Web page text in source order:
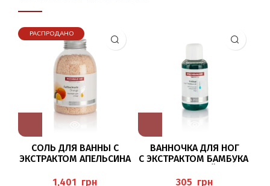
РАСПРОДАНО
СОЛЬ ДЛЯ ВАННЫ С
ЭКСТРАКТОМ АПЕЛЬСИНА
RANGE) PEDIBAEHR
грн
ВАННОЧКА ДЛЯ НОГ
С ЭКСТРАКТОМ БАМБУКА
ДЕРЕВА 50МЛ (FUSSBAD
грн